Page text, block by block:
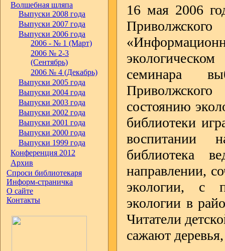
Волшебная шляпа
Выпуски 2008 года
Выпуски 2007 года
Выпуски 2006 года
2006 - № 1 (Март)
2006 № 2-3
(Сентябрь)
2006 № 4 (Декабрь)
Выпуски 2005 года
Выпуски 2004 года
Выпуски 2003 года
Выпуски 2002 года
Выпуски 2001 года
Выпуски 2000 года
Выпуски 1999 года
Конференция 2012
Архив
Спроси библиотекаря
Информ-страничка
О сайте
Контакты
16 мая 2006
семинара
состоянию
библиотеки
воспитании
библиотека
направлении,
экологии, с
экологии в
Читатели
сажают